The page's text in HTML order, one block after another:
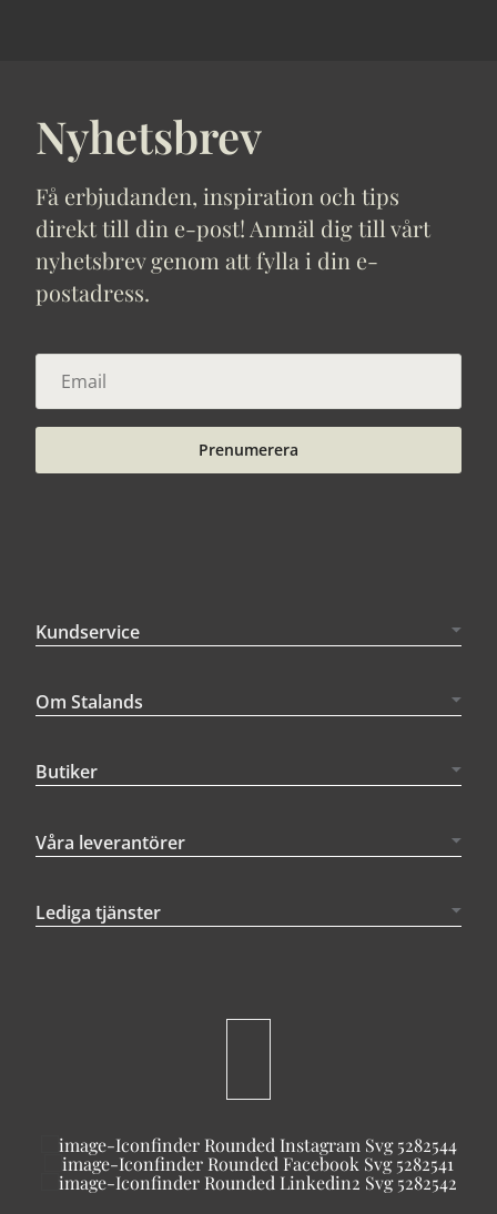
Nyhetsbrev
Få erbjudanden, inspiration och tips
direkt till din e-post! Anmäl dig till vårt
nyhetsbrev genom att fylla i din e-
postadress.
Prenumerera
Kundservice
Om Stalands
Butiker
Våra leverantörer
Lediga tjänster